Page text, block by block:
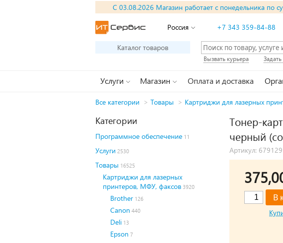
С 03.08.2026 Магазин работает с понедельника по
Россия +7 343 359-84-88
Каталог товаров
Вызвать курьера
Услуги Магазин Оплата и доставка
Все категории > Товары > Картриджи для лазерных
Категории
Программное обеспечение 11
Услуги 2530
Товары 16525
Картриджи для лазерных
принтеров, МФУ, факсов 3920
Brother 126
Canon 440
Deli 13
Epson 7
Тонер-
черный
Артикул: